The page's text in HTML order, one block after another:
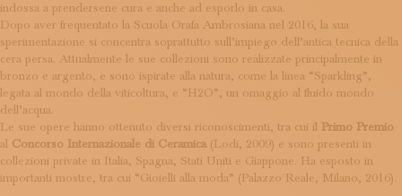
indossa a prendersene cura e anche ad esporlo in casa.
Dopo aver frequentato la Scuola Orafa Ambrosiana nel 2016, la sua
sperimentazione si concentra soprattutto sull’impiego dell’antica tecnica della
cera persa. Attualmente le sue collezioni sono realizzate principalmente in
bronzo e argento, e sono ispirate alla natura, come la linea “Sparkling”,
legata al mondo della viticoltura, e “H2O”, un omaggio al fluido mondo
dell’acqua.
Le sue opere hanno ottenuto diversi riconoscimenti, tra cui il Primo Premio
al Concorso Internazionale di Ceramica(Lodi, 2009) e sono presenti in
collezioni private in Italia, Spagna, Stati Uniti e Giappone. Ha esposto in
importanti mostre, tra cui “Gioielli alla moda” (Palazzo Reale, Milano, 2016).